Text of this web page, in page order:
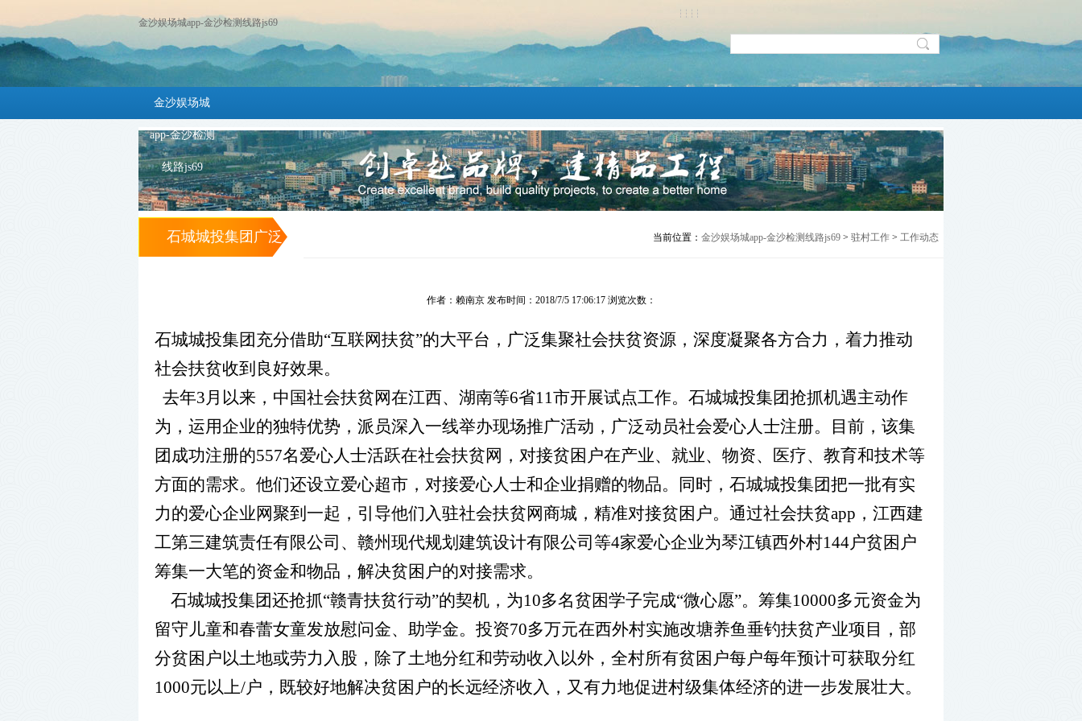
金沙娱场城app-金沙检测线路js69
金沙娱场城
app-金沙检测
线路js69
石城城投集团广泛 当前位置： 金沙娱场城app-金沙检测线路js69 > 驻村工作 > 工作动态
作者：赖南京 发布时间：2018/7/5 17:06:17 浏览次数：
石城城投集团充分借助“互联网扶贫”的大平台，广泛集聚社会扶贫资源，深度凝聚各方合力，着力推动
社会扶贫收到良好效果。
去年3月以来，中国社会扶贫网在江西、湖南等6省11市开展试点工作。石城城投集团抢抓机遇主动作
为，运用企业的独特优势，派员深入一线举办现场推广活动，广泛动员社会爱心人士注册。目前，该集
团成功注册的557名爱心人士活跃在社会扶贫网，对接贫困户在产业、就业、物资、医疗、教育和技术等
方面的需求。他们还设立爱心超市，对接爱心人士和企业捐赠的物品。同时，石城城投集团把一批有实
力的爱心企业网聚到一起，引导他们入驻社会扶贫网商城，精准对接贫困户。通过社会扶贫app ， 江西建
工第三建筑责任有限公司、赣州现代规划建筑设计有限公司等4家爱心企业为琴江镇西外村144户贫困户
筹集一大笔的资金和物品，解决贫困户的对接需求。
石城城投集团还抢抓“赣青扶贫行动”的契机，为10多名贫困学子完成“微心愿”。筹集10000多元资金为
留守儿童和春蕾女童发放慰问金、助学金。投资70多万元在西外村实施改塘养鱼垂钓扶贫产业项目，部
分贫困户以土地或劳力入股，除了土地分红和劳动收入以外，全村所有贫困户每户每年预计可获取分红
1000元以上/户，既较好地解决贫困户的长远经济收入，又有力地促进村级集体经济的进一步发展壮大。